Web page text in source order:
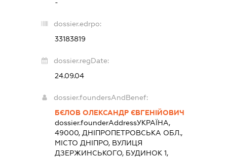
-
dossier.edrpo:
33183819
dossier.regDate:
24.09.04
dossier.foundersAndBenef:
БЄЛОВ ОЛЕКСАНДР ЄВГЕНІЙОВИЧ
dossier.founderAddressУКРАЇНА,
49000, ДНІПРОПЕТРОВСЬКА ОБЛ.,
МІСТО ДНІПРО, ВУЛИЦЯ
ДЗЕРЖИНСЬКОГО, БУДИНОК 1,